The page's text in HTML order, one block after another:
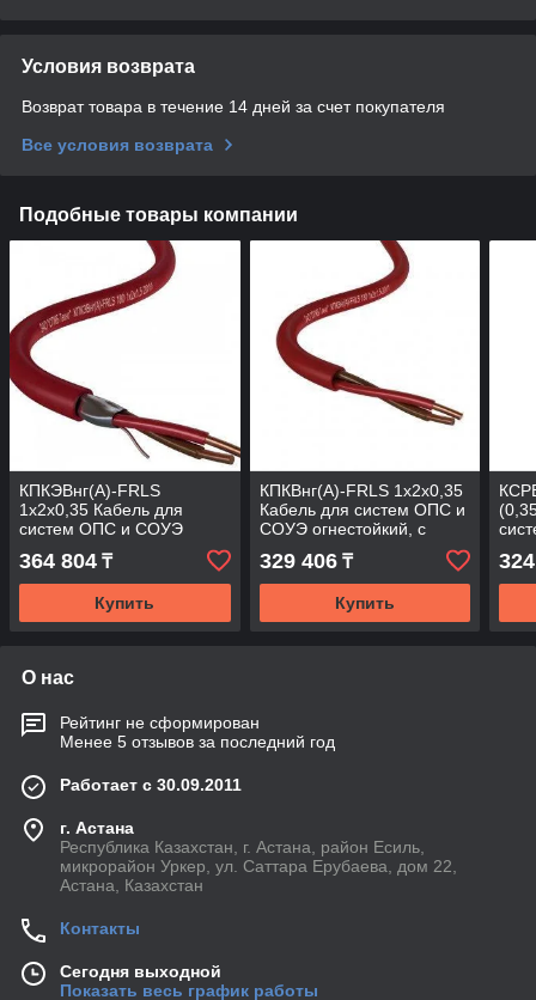
Условия возврата
Возврат товара в течение 14 дней за счет покупателя
Все условия возврата
Подобные товары компании
КПКЭВнг(А)-FRLS
1х2х0,35 Кабель для
систем ОПС и СОУЭ
огнестойкий, с низким
дымо и газовыделением
364 804 ₸
Купить
КПКВнг(А)-FRLS 1х2х0,35
Кабель для систем ОПС и
СОУЭ огнестойкий, с
низким дымо и
газовыделением
329 406₸
Купить
О нас
Рейтинг не сформирован
Менее 5 отзывов за последний год
Работает с 30.09.2011
г. Астана
Республика Казахстан, г. Астана, район Есиль,
микрорайон Уркер, ул. Саттара Ерубаева, дом 22,
Астана, Казахстан
Контакты
Сегодня выходной
Показать весь график работы